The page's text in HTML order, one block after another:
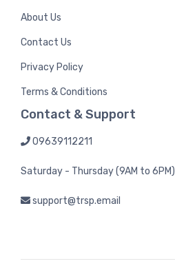
About Us
Contact Us
Privacy Policy
Terms & Conditions
Contact & Support
09639112211
Saturday - Thursday (9AM to 6PM)
support@trsp.email